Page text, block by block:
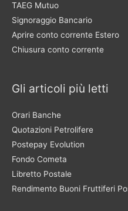
TAEG Mutuo
Signoraggio Bancario
Aprire conto corrente Estero
Chiusura conto corrente
Gli articoli più letti
Orari Banche
Quotazioni Petrolifere
Postepay Evolution
Fondo Cometa
Libretto Postale
Rendimento Buoni Fruttiferi